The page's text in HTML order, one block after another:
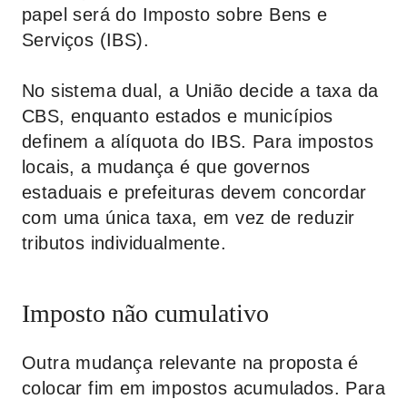
papel será do Imposto sobre Bens e
Serviços (IBS).
No sistema dual, a União decide a taxa da
CBS, enquanto estados e municípios
definem a alíquota do IBS. Para impostos
locais, a mudança é que governos
estaduais e prefeituras devem concordar
com uma única taxa, em vez de reduzir
tributos individualmente.
Imposto não cumulativo
Outra mudança relevante na proposta é
colocar fim em impostos acumulados. Para